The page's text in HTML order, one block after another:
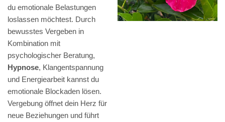
du emotionale Belastungen
loslassen möchtest. Durch
bewusstes Vergeben in
Kombination mit
psychologischer Beratung,
Hypnose, Klangentspannung
und Energiearbeit kannst du
emotionale Blockaden lösen.
Vergebung öffnet dein Herz für
neue Beziehungen und führt